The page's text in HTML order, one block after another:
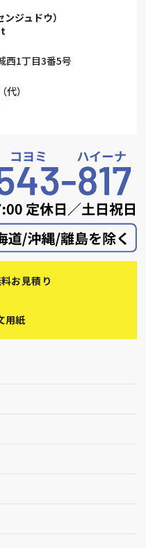
ジュドウ）
西1丁目3番5号
）
お見積り
用紙